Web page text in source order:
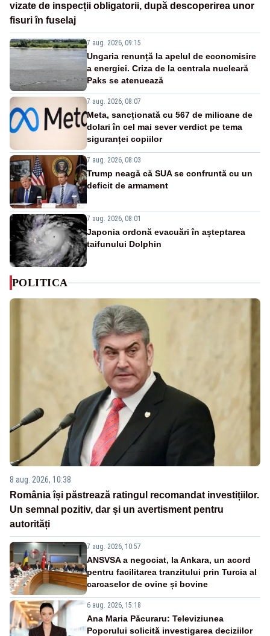
vizate de inspecții obligatorii, după descoperirea unor
fisuri în fuselaj
7 aug. 2026, 09:15
Ungaria renunță la apelul de economisire
a energiei. Criza de la centrala nucleară
Paks se atenuează
7 aug. 2026, 08:07
Meta, sancționată cu 567 de milioane de
dolari în cel mai sever verdict pe tema
siguranței copiilor
7 aug. 2026, 08:03
Trump neagă că SUA se confruntă cu un
deficit de armament
7 aug. 2026, 08:01
Japonia ordonă evacuări în așteptarea
taifunului Dolphin
POLITICA
8 aug. 2026, 10:38
România își păstrează ratingul recomandat investițiilor.
Un semnal pozitiv, dar și un avertisment pentru
autorități
7 aug. 2026, 10:57
ANSVSA a negociat, la Ankara, un acord
pentru facilitarea tranzitului prin Turcia al
carcaselor de ovine și bovine
6 aug. 2026, 15:18
Ana Maria Păcuraru: Televiziunea
Poporului solicită investigarea deciziilor